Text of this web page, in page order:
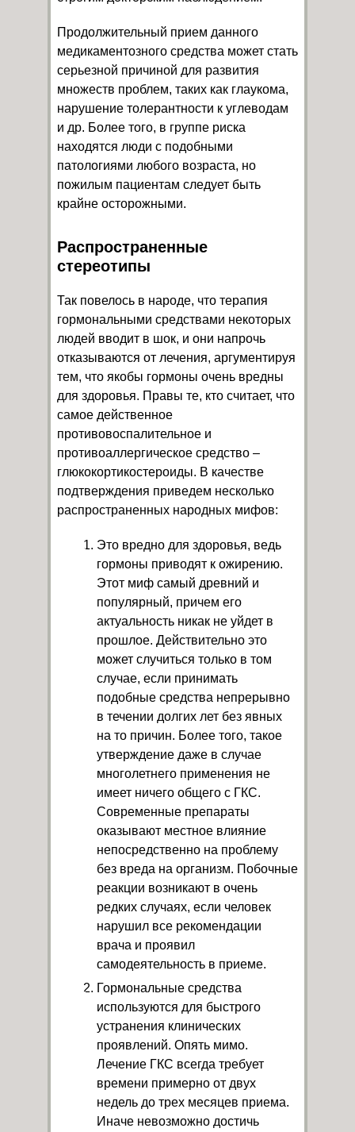
Продолжительный прием данного
медикаментозного средства может стать
серьезной причиной для развития
множеств проблем, таких как глаукома,
нарушение толерантности к углеводам
и др. Более того, в группе риска
находятся люди с подобными
патологиями любого возраста, но
пожилым пациентам следует быть
крайне осторожными.
Распространенные
стереотипы
Так повелось в народе, что терапия
гормональными средствами некоторых
людей вводит в шок, и они напрочь
отказываются от лечения, аргументируя
тем, что якобы гормоны очень вредны
для здоровья. Правы те, кто считает, что
самое действенное
противовоспалительное и
противоаллергическое средство –
глюкокортикостероиды. В качестве
подтверждения приведем несколько
распространенных народных мифов:
Это вредно для здоровья, ведь
гормоны приводят к ожирению.
Этот миф самый древний и
популярный, причем его
актуальность никак не уйдет в
прошлое. Действительно это
может случиться только в том
случае, если принимать
подобные средства непрерывно
в течении долгих лет без явных
на то причин. Более того, такое
утверждение даже в случае
многолетнего применения не
имеет ничего общего с ГКС.
Современные препараты
оказывают местное влияние
непосредственно на проблему
без вреда на организм. Побочные
реакции возникают в очень
редких случаях, если человек
нарушил все рекомендации
врача и проявил
самодеятельность в приеме.
Гормональные средства
используются для быстрого
устранения клинических
проявлений. Опять мимо.
Лечение ГКС всегда требует
времени примерно от двух
недель до трех месяцев приема.
Иначе невозможно достичь